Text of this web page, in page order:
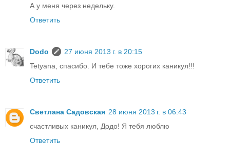
А у меня через недельку.
Ответить
Dodo
27 июня 2013 г. в 20:15
Tetyana, спасибо. И тебе тоже хорогих каникул!!!
Ответить
Светлана Садовская 28 июня 2013 г. в 06:43
счастливых каникул, Додо! Я тебя люблю
Ответить